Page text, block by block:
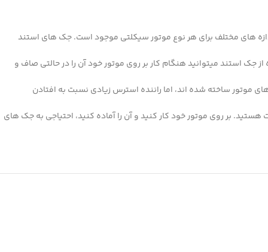
های مختلف برای هر نوع موتور سیکلتی موجود است. جک های استند
جک استند میتوانید هنگام کار بر روی موتور خود آن را در حالتی صاف و
موتور ساخته شده اند، اما راننده استرس زیادی نسبت به افتادن
بر روی موتور خود کار کنید و آن را آماده کنید، احتیاجی به جک های